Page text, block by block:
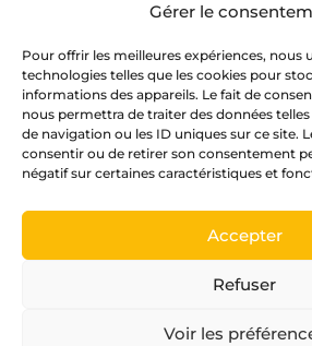
Gérer le
Pour offrir les meilleures expériences, nous
technologies telles que les cookies pour
informations des appareils. Le fait de
nous permettra de traiter des données
de navigation ou les ID uniques sur ce site.
consentir ou de retirer son consentement
négatif sur certaines caractéristiques et
Accepter
Refuser
Voir les
GARAGE LAURENDEAU BY RS
RS ANGERS PASTEUR
RS EDITION BEAUCOUZÉ
RS JUIGNÉ
RS PARC
RS ST BARTHÉLÉMY D’ANJOU
Un crédit vous engage et doit
de vous engager.
Pour les trajets courts,